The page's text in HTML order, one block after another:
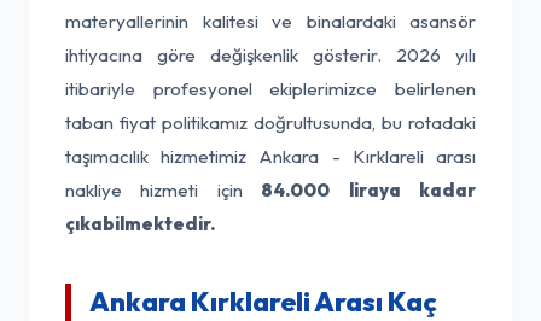
materyallerinin kalitesi ve binalardaki asansör
ihtiyacına göre değişkenlik gösterir. 2026 yılı
itibariyle profesyonel ekiplerimizce belirlenen
taban fiyat politikamız doğrultusunda, bu rotadaki
taşımacılık hizmetimiz Ankara - Kırklareli arası
nakliye hizmeti için 84.000 liraya kadar
çıkabilmektedir.
Ankara Kırklareli Arası Kaç